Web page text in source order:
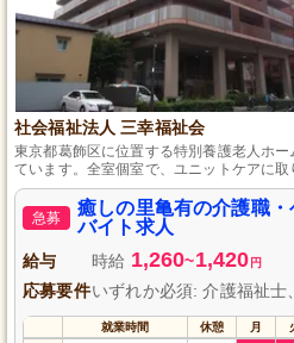
社会福祉法人 三幸福祉会
東京都葛飾区に位置する特別養護老人ホ
ています。全室個室で、ユニットケアに
着したサービスを提供しています。初任
者や新卒者も歓迎し、若く活気ある職場
保険完備や各種手当支給、研修制度が整
急募
癒しの里亀有の介護職
バイト求人
給与 時給 1,260~1,420 円
応募要件いずれか必須: 介護福祉
就業時間 休憩 月